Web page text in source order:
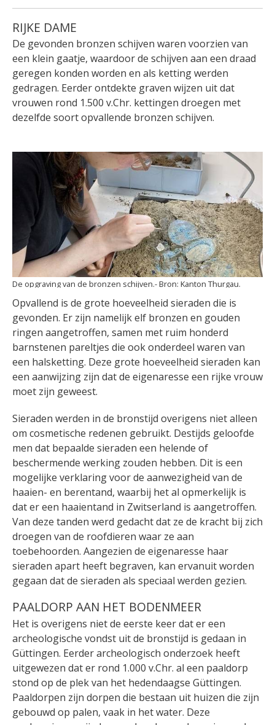
RIJKE DAME
De gevonden bronzen schijven waren voorzien van
een klein gaatje, waardoor de schijven aan een draad
geregen konden worden en als ketting werden
gedragen. Eerder ontdekte graven wijzen uit dat
vrouwen rond 1.500 v.Chr. kettingen droegen met
dezelfde soort opvallende bronzen schijven.
De opgraving van de bronzen schijven. Kanton Thurgau.
Opvallend is de grote hoeveelheid sieraden die is
gevonden. Er zijn namelijk elf bronzen en gouden
ringen aangetroffen, samen met ruim honderd
barnstenen pareltjes die ook onderdeel waren van
een halsketting. Deze grote hoeveelheid sieraden kan
een aanwijzing zijn dat de eigenaresse een rijke vrouw
moet zijn geweest.
Sieraden werden in de bronstijd overigens niet alleen
om cosmetische redenen gebruikt. Destijds geloofde
men dat bepaalde sieraden een helende of
beschermende werking zouden hebben. Dit is een
mogelijke verklaring voor de aanwezigheid van de
haaien- en berentand, waarbij het al opmerkelijk is
dat er een haaientand in Zwitserland is aangetroffen.
Van deze tanden werd gedacht dat ze de kracht bij zich
droegen van de roofdieren waar ze aan
toebehoorden. Aangezien de eigenaresse haar
sieraden apart heeft begraven, kan ervanuit worden
gegaan dat de sieraden als speciaal werden gezien.
PAALDORP AAN HET BODENMEER
Het is overigens niet de eerste keer dat er een
archeologische vondst uit de bronstijd is gedaan in
Güttingen. Eerder archeologisch onderzoek heeft
uitgewezen dat er rond 1.000 v.Chr. al een paaldorp
stond op de plek van het hedendaagse Güttingen.
Paaldorpen zijn dorpen die bestaan uit huizen die zijn
gebouwd op palen, vaak in het water. Deze